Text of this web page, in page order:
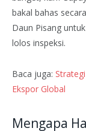
bakal bahas
Daun Pisang
lolos inspeksi.
Baca juga:
Ekspor Global
Mengapa